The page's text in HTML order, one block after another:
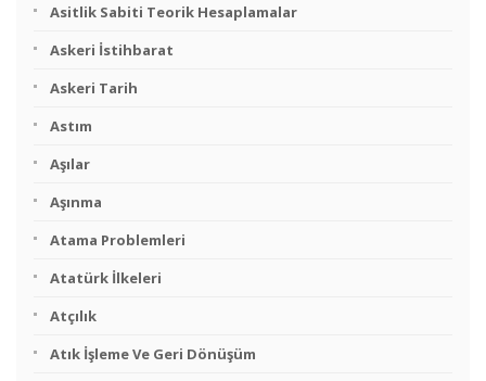
Asitlik Sabiti Teorik Hesaplamalar
Askeri İstihbarat
Askeri Tarih
Astım
Aşılar
Aşınma
Atama Problemleri
Atatürk İlkeleri
Atçılık
Atık İşleme Ve Geri Dönüşüm